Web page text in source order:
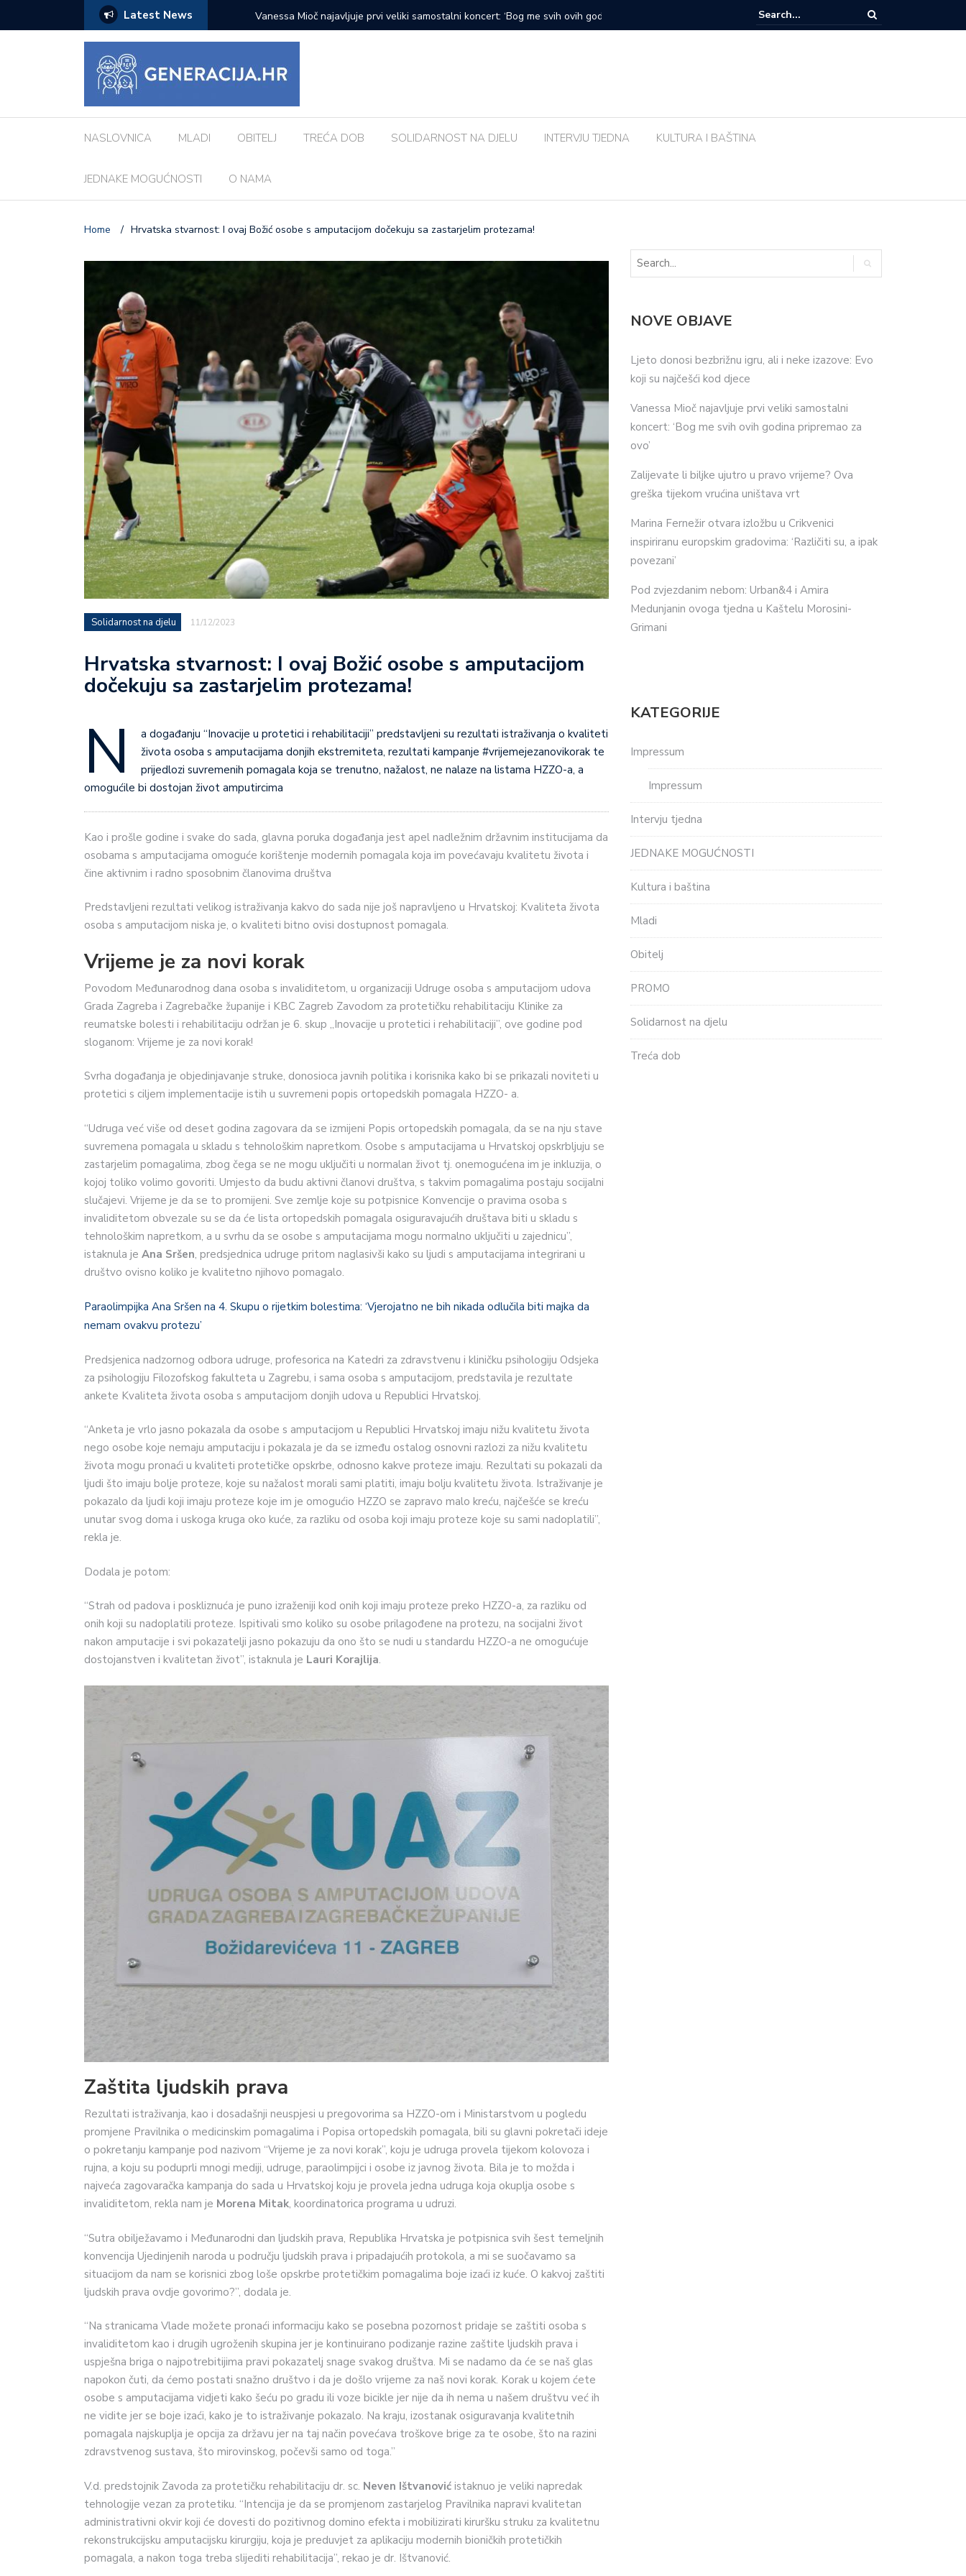
Latest News
Evo koji su najčešći kod djece
Vanessa Mioč najavljuje prvi veliki samostalni koncert: ‘Bog me svih ovih godina
pripremao za ovo’
Zalijevate li biljke ujutro u pravo vrijeme? Ova greška tijekom vrućina uništava
NASLOVNICA MLADI OBITELJ TREĆA DOB SOLIDARNOST NA DJELU INTERVJU TJEDNA KULTURA I BAŠTINA
JEDNAKE MOGUĆNOSTI O NAMA
Home / Hrvatska stvarnost: I ovaj Božić osobe s amputacijom dočekuju sa zastarjelim protezama!
Solidarnost na djelu 11/12/2023
Hrvatska stvarnost: I ovaj Božić osobe s amputacijom
dočekuju sa zastarjelim protezama!
N
a događanju “Inovacije u protetici i rehabilitaciji” predstavljeni su rezultati istraživanja o kvaliteti
života osoba s amputacijama donjih ekstremiteta, rezultati kampanje #vrijemejezanovikorak te
prijedlozi suvremenih pomagala koja se trenutno, nažalost, ne nalaze na listama HZZO-a, a
omogućile bi dostojan život amputircima
Kao i prošle godine i svake do sada, glavna poruka događanja jest apel nadležnim državnim institucijama da
osobama s amputacijama omoguće korištenje modernih pomagala koja im povećavaju kvalitetu života i
čine aktivnim i radno sposobnim članovima društva
Predstavljeni rezultati velikog istraživanja kakvo do sada nije još napravljeno u Hrvatskoj: Kvaliteta života
osoba s amputacijom niska je, o kvaliteti bitno ovisi dostupnost pomagala.
Vrijeme je za novi korak
Povodom Međunarodnog dana osoba s invaliditetom, u organizaciji Udruge osoba s amputacijom udova
Grada Zagreba i Zagrebačke županije i KBC Zagreb Zavodom za protetičku rehabilitaciju Klinike za
reumatske bolesti i rehabilitaciju održan je 6. skup „Inovacije u protetici i rehabilitaciji”, ove godine pod
sloganom: Vrijeme je za novi korak!
Svrha događanja je objedinjavanje struke, donosioca javnih politika i korisnika kako bi se prikazali noviteti u
protetici s ciljem implementacije istih u suvremeni popis ortopedskih pomagala HZZO- a.
“Udruga već više od deset godina zagovara da se izmijeni Popis ortopedskih pomagala, da se na nju stave
suvremena pomagala u skladu s tehnološkim napretkom. Osobe s amputacijama u Hrvatskoj opskrbljuju se
zastarjelim pomagalima, zbog čega se ne mogu uključiti u normalan život tj. onemogućena im je inkluzija, o
kojoj toliko volimo govoriti. Umjesto da budu aktivni članovi društva, s takvim pomagalima postaju socijalni
slučajevi. Vrijeme je da se to promijeni. Sve zemlje koje su potpisnice Konvencije o pravima osoba s
invaliditetom obvezale su se da će lista ortopedskih pomagala osiguravajućih društava biti u skladu s
tehnološkim napretkom, a u svrhu da se osobe s amputacijama mogu normalno uključiti u zajednicu”,
istaknula je Ana Sršen, predsjednica udruge pritom naglasivši kako su ljudi s amputacijama integrirani u
društvo ovisno koliko je kvalitetno njihovo pomagalo.
Paraolimpijka Ana Sršen na 4. Skupu o rijetkim bolestima: ‘Vjerojatno ne bih nikada odlučila biti majka da
nemam ovakvu protezu’
Predsjenica nadzornog odbora udruge, profesorica na Katedri za zdravstvenu i kliničku psihologiju Odsjeka
za psihologiju Filozofskog fakulteta u Zagrebu, i sama osoba s amputacijom, predstavila je rezultate
ankete Kvaliteta života osoba s amputacijom donjih udova u Republici Hrvatskoj.
“Anketa je vrlo jasno pokazala da osobe s amputacijom u Republici Hrvatskoj imaju nižu kvalitetu života
nego osobe koje nemaju amputaciju i pokazala je da se između ostalog osnovni razlozi za nižu kvalitetu
života mogu pronaći u kvaliteti protetičke opskrbe, odnosno kakve proteze imaju. Rezultati su pokazali da
ljudi što imaju bolje proteze, koje su nažalost morali sami platiti, imaju bolju kvalitetu života. Istraživanje je
pokazalo da ljudi koji imaju proteze koje im je omogućio HZZO se zapravo malo kreću, najčešće se kreću
unutar svog doma i uskoga kruga oko kuće, za razliku od osoba koji imaju proteze koje su sami nadoplatili”,
rekla je.
Dodala je potom:
“Strah od padova i poskliznuća je puno izraženiji kod onih koji imaju proteze preko HZZO-a, za razliku od
onih koji su nadoplatili proteze. Ispitivali smo koliko su osobe prilagođene na protezu, na socijalni život
nakon amputacije i svi pokazatelji jasno pokazuju da ono što se nudi u standardu HZZO-a ne omogućuje
dostojanstven i kvalitetan život”, istaknula je Lauri Korajlija.
Zaštita ljudskih prava
Rezultati istraživanja, kao i dosadašnji neuspjesi u pregovorima sa HZZO-om i Ministarstvom u pogledu
promjene Pravilnika o medicinskim pomagalima i Popisa ortopedskih pomagala, bili su glavni pokretači ideje
o pokretanju kampanje pod nazivom “Vrijeme je za novi korak”, koju je udruga provela tijekom kolovoza i
rujna, a koju su poduprli mnogi mediji, udruge, paraolimpijci i osobe iz javnog života. Bila je to možda i
najveća zagovaračka kampanja do sada u Hrvatskoj koju je provela jedna udruga koja okuplja osobe s
invaliditetom, rekla nam je Morena Mitak, koordinatorica programa u udruzi.
“Sutra obilježavamo i Međunarodni dan ljudskih prava, Republika Hrvatska je potpisnica svih šest temeljnih
konvencija Ujedinjenih naroda u području ljudskih prava i pripadajućih protokola, a mi se suočavamo sa
situacijom da nam se korisnici zbog loše opskrbe protetičkim pomagalima boje izaći iz kuće. O kakvoj zaštiti
ljudskih prava ovdje govorimo?”, dodala je.
“Na stranicama Vlade možete pronaći informaciju kako se posebna pozornost pridaje se zaštiti osoba s
invaliditetom kao i drugih ugroženih skupina jer je kontinuirano podizanje razine zaštite ljudskih prava i
uspješna briga o najpotrebitijima pravi pokazatelj snage svakog društva. Mi se nadamo da će se naš glas
napokon čuti, da ćemo postati snažno društvo i da je došlo vrijeme za naš novi korak. Korak u kojem ćete
osobe s amputacijama vidjeti kako šeću po gradu ili voze bicikle jer nije da ih nema u našem društvu već ih
ne vidite jer se boje izaći, kako je to istraživanje pokazalo. Na kraju, izostanak osiguravanja kvalitetnih
pomagala najskuplja je opcija za državu jer na taj način povećava troškove brige za te osobe, što na razini
zdravstvenog sustava, što mirovinskog, počevši samo od toga.”
V.d. predstojnik Zavoda za protetičku rehabilitaciju dr. sc. Neven Ištvanović istaknuo je veliki napredak
tehnologije vezan za protetiku. “Intencija je da se promjenom zastarjelog Pravilnika napravi kvalitetan
administrativni okvir koji će dovesti do pozitivnog domino efekta i mobilizirati kiruršku struku za kvalitetnu
rekonstrukcijsku amputacijsku kirurgiju, koja je preduvjet za aplikaciju modernih bioničkih protetičkih
pomagala, a nakon toga treba slijediti rehabilitacija”, rekao je dr. Ištvanović.
NOVE OBJAVE
Ljeto donosi bezbrižnu igru, ali i neke izazove: Evo
koji su najčešći kod djece
Vanessa Mioč najavljuje prvi veliki samostalni
koncert: ‘Bog me svih ovih godina pripremao za
ovo’
Zalijevate li biljke ujutro u pravo vrijeme? Ova
greška tijekom vrućina uništava vrt
Marina Fernežir otvara izložbu u Crikvenici
inspiriranu europskim gradovima: ‘Različiti su, a ipak
povezani’
Pod zvjezdanim nebom: Urban&4 i Amira
Medunjanin ovoga tjedna u Kaštelu Morosini-
Grimani
KATEGORIJE
Impressum
Impressum
Intervju tjedna
JEDNAKE MOGUĆNOSTI
Kultura i baština
Mladi
Obitelj
PROMO
Solidarnost na djelu
Treća dob